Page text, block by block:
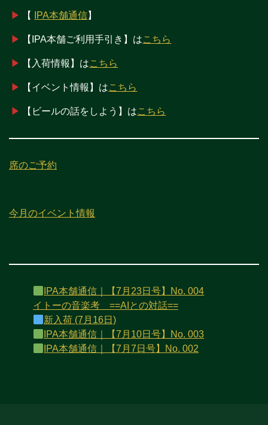
▶ 【 IPA本舗通信】
▶ ︎【IPA本舗ご利用手引き】はこちら
▶ ︎【入荷情報】はこちら
▶ ︎【イベント情報】はこちら
▶ ︎【ビールの話をしよう】はこちら
席のご予約
今月のイベント情報
IPA本舗通信｜【7月23日号】No. 004
イトーの音楽考 ==AIとの対話==
新入荷 (7月16日)
IPA本舗通信｜【7月10日号】No. 003
IPA本舗通信｜【7月7日号】No. 002